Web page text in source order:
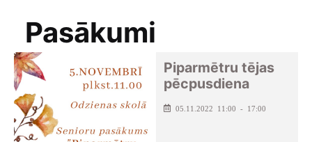
Pasākumi
Piparmētru tējas
pēcpusdiena
05.11.2022 11:00 - 17:00